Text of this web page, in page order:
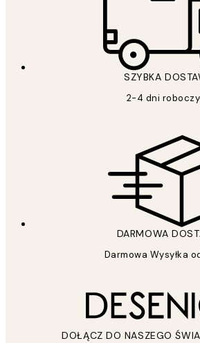
SZYBKA
2-4 dni
DARMOWA
Darmowa Wysyłka
DOŁĄCZ DO NASZEGO